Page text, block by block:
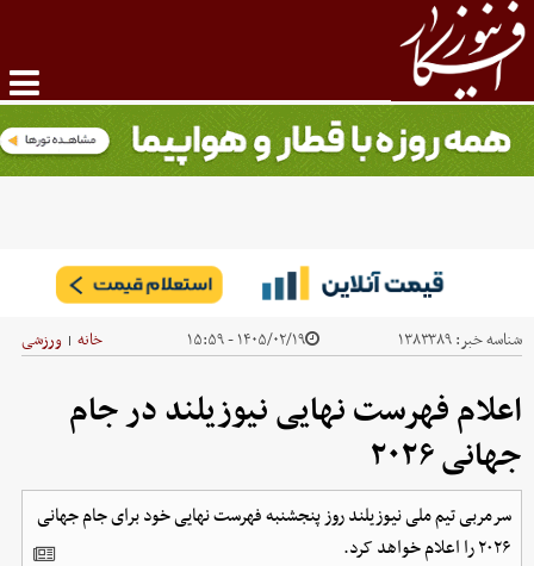
شناسه خبر:۱۳۸۳۳۸۹ ۱۴۰۵/۰۲/۱۹ - ۱۵:۵۹ خانه | ورزشی
اعلام فهرست نهایی نیوزیلند در جام
جهانی ۲۰۲۶
سرمربی تیم ملی نیوزیلند روز پنجشنبه فهرست نهایی خود برای جام جهانی
۲۰۲۶ را اعلام خواهد کرد.